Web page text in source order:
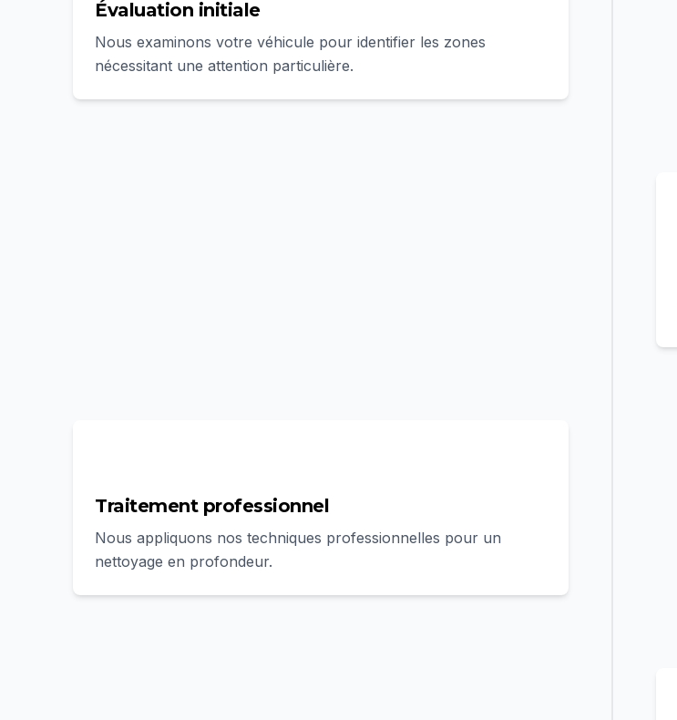
Évaluation initiale
Nous examinons votre véhicule pour identifier les zones
nécessitant une attention particulière.
Traitement professionnel
Nous appliquons nos techniques professionnelles pour un
nettoyage en profondeur.